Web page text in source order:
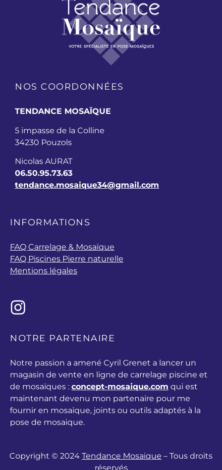
NOS COORDONNÉES
TENDANCE MOSAÏQUE
5 impasse de la Colline
34230 Pouzols
Nicolas AURAT
06.50.95.73.63
tendance.mosaique34@gmail.com
INFORMATIONS
FAQ Carrelage & Mosaïque
FAQ Piscines Pierre naturelle
Mentions légales
NOTRE PARTENAIRE
Notre passion a amené Cyril Grenet a lancer un
magasin de vente en ligne de carrelage piscine et
de mosaïques : concept-mosaique.com qui est
maintenant devenu mon partenaire pour me
fournir en mosaïque, joints ou outils adaptés à la
pose de mosaique.
Copyright © 2024 Tendance Mosaique – Tous droits
réservés